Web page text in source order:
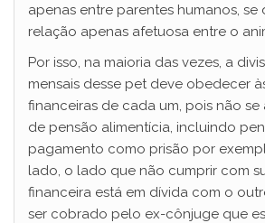
apenas entre parentes humanos, se
relação apenas afetuosa entre o
Por isso, na maioria das vezes, a
mensais desse pet deve obedecer
financeiras de cada um, pois não se
de pensão alimentícia, incluindo
pagamento como prisão por
lado, o lado que não cumprir com
financeira está em dívida com o
ser cobrado pelo ex-cônjuge que